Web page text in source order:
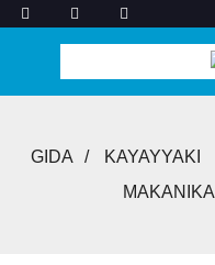
GIDA KAYAYYAKI